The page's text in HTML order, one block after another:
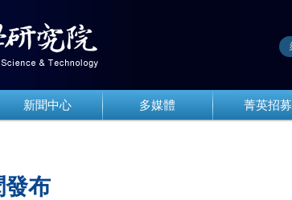
新聞中心 多媒體 菁英招募
發布